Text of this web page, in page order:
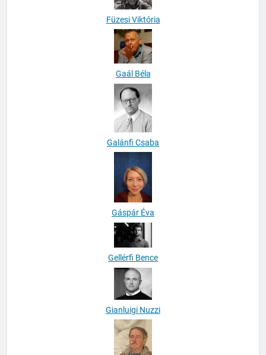
Füzesi Viktória
Gaál Béla
Galánfi Csaba
Gáspár Éva
Gellérfi Bence
Gianluigi Nuzzi